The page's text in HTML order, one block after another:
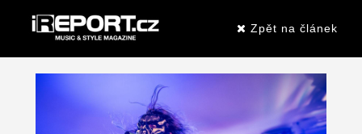
Zpět na článek